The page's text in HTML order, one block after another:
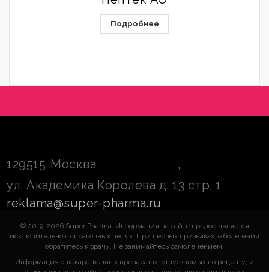
Подробнее
129515 Москва
,
ул. Академика Королева д. 13 стр. 1
reklama@super-pharma.ru
© 2019-2026 Super Pharma. Информация на сайте предоставляется
исключительно в справочных целях. При первых признаках заболевания
обратитесь к врачу. Не занимайтесь самолечением.
Информация о лекарственных препаратах, отпускаемых по рецепту, и